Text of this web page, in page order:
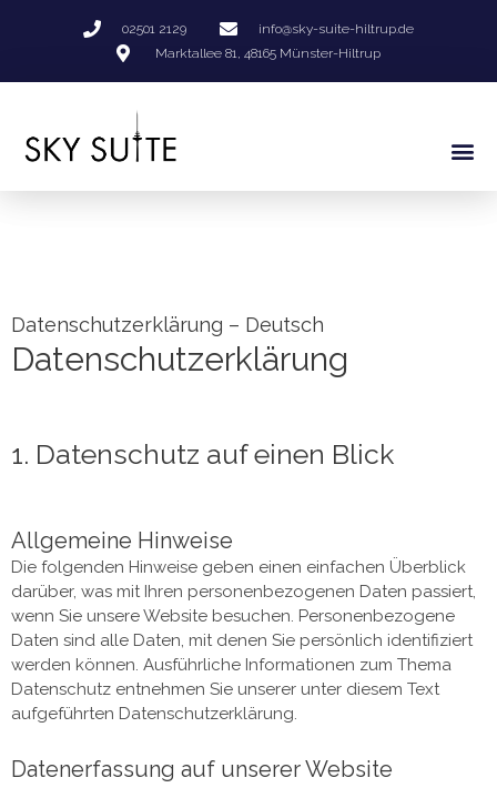
02501 2129
info@sky-suite-hiltrup.de
Marktallee 81, 48165 Münster-Hiltrup
Datenschutzerklärung – Deutsch
Datenschutzerklärung
1. Datenschutz auf einen Blick
Allgemeine Hinweise
Die folgenden Hinweise geben einen einfachen Überblick
darüber, was mit Ihren personenbezogenen Daten passiert,
wenn Sie unsere Website besuchen. Personenbezogene
Daten sind alle Daten, mit denen Sie persönlich identifiziert
werden können. Ausführliche Informationen zum Thema
Datenschutz entnehmen Sie unserer unter diesem Text
aufgeführten Datenschutzerklärung.
Datenerfassung auf unserer Website